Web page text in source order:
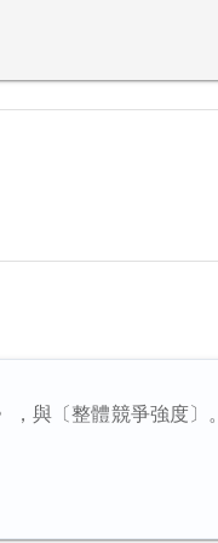
與〔整體競爭強度〕。